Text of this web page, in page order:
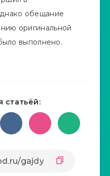
обещание
оригинальной
выполнено.
статьёй: